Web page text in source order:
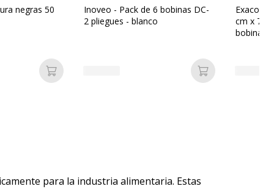
negras 50
Añadir a la cesta
Inoveo - Pack de 6 bobinas DC-
2 pliegues - blanco
Añadir a la
cm x 76
para la industria alimentaria. Estas